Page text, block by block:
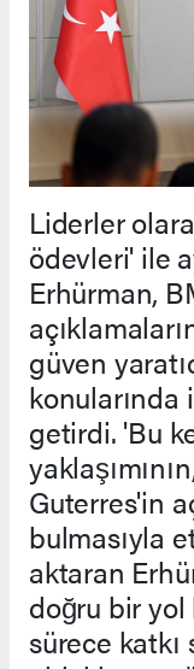
Liderler
ödevleri' ile
Erhürman,
güven
getirdi. 'Bu
Guterres'in
bulmasıyla
aktaran
doğru bir yol
sürece katkı